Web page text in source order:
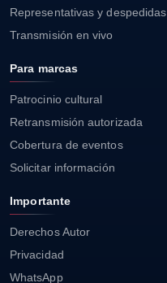
Representativas y despedidas
Transmisión en vivo
Para marcas
Patrocinio cultural
Retransmisión autorizada
Cobertura de eventos
Solicitar información
Importante
Derechos Autor
Privacidad
WhatsApp